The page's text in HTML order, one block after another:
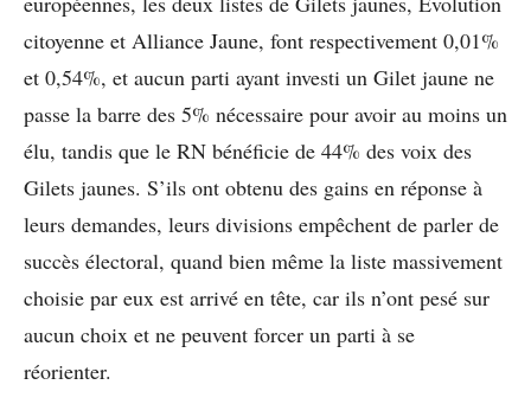
citoyenne et Alliance Jaune, font respectivement 0,01%
et 0,54%, et aucun parti ayant investi un Gilet jaune ne
passe la barre des 5% nécessaire pour avoir au moins un
élu, tandis que le RN bénéficie de 44% des voix des
Gilets jaunes. S’ils ont obtenu des gains en réponse à
leurs demandes, leurs divisions empêchent de parler de
succès électoral, quand bien même la liste massivement
choisie par eux est arrivé en tête, car ils n’ont pesé sur
aucun choix et ne peuvent forcer un parti à se
réorienter.